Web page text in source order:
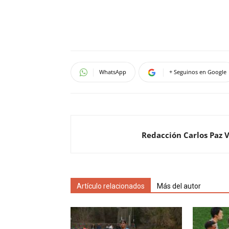
WhatsApp + Seguinos en Google
Redacción Carlos Paz
Artículo relacionados Más del autor